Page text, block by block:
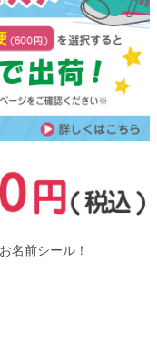
名前シール！